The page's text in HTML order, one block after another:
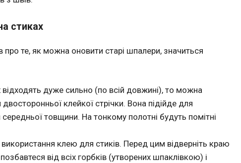
стиках
про те, як можна оновити старі шпалери, значиться
дуже сильно (по всій довжині), то можна
клейкої стрічки. Вона підійде для
товщини. На тонкому полотні будуть помітні
клею для стиків. Перед цим відверніть краю
від всіх горбків (утворених шпаклівкою) і